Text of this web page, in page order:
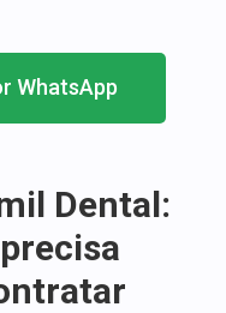
WhatsApp
Dental: